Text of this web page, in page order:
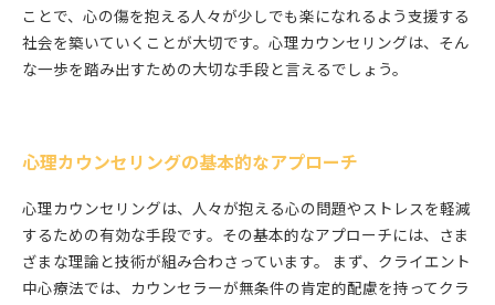
ことで、心の傷を抱える人々が少しでも楽になれるよう支援する
社会を築いていくことが大切です。心理カウンセリングは、そん
な一歩を踏み出すための大切な手段と言えるでしょう。
心理カウンセリングの基本的なアプローチ
心理カウンセリングは、人々が抱える心の問題やストレスを軽減
するための有効な手段です。その基本的なアプローチには、さま
ざまな理論と技術が組み合わさっています。 まず、クライエント
中心療法では、カウンセラーが無条件の肯定的配慮を持ってクラ